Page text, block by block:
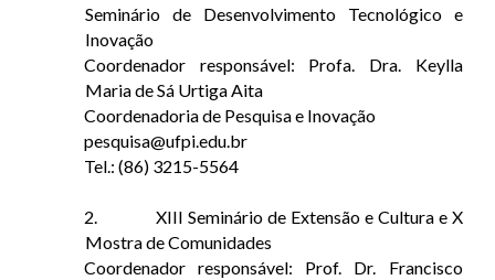
Seminário de Desenvolvimento Tecnológico e
Inovação
Coordenador responsável: Profa. Dra. Keylla
Maria de Sá Urtiga Aita
Coordenadoria de Pesquisa e Inovação
pesquisa@ufpi.edu.br
Tel.: (86) 3215-5564
2.
XIII Seminário de Extensão e Cultura e X
Mostra de Comunidades
Coordenador responsável: Prof. Dr. Francisco